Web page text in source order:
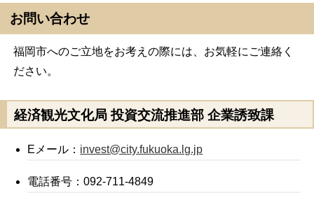
お問い合わせ
福岡市へのご立地をお考えの際には、お気軽にご連絡く
ださい。
経済観光文化局 投資交流推進部 企業誘致課
Eメール： invest@city.fukuoka.lg.jp
電話番号：092-711-4849